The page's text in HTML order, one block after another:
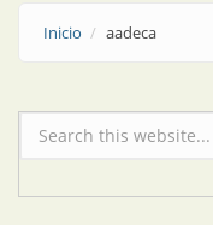
Inicio aadeca
Formulario de búsqueda